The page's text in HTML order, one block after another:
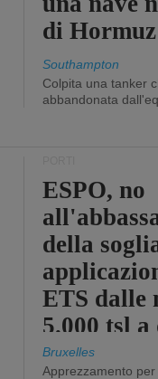
di Hormuz
Southampton
Colpita una tanker
abbandonata
ESPO, no
della
ETS dalle
5.000 tsl
400 tsl
Bruxelles
Apprezzamento